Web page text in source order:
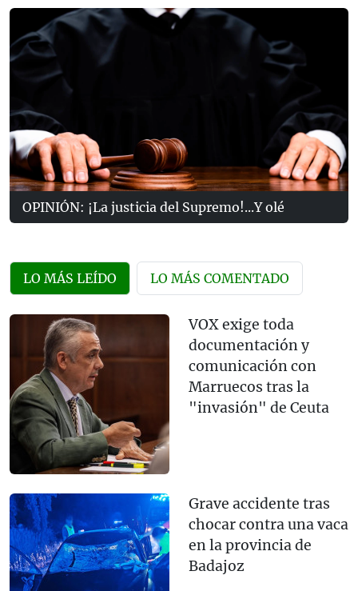
OPINIÓN: ¡La justicia del Supremo!...Y olé
LO MÁS LEÍDO LO MÁS COMENTADO
VOX exige toda
documentación y
comunicación con
Marruecos tras la
"invasión" de Ceuta
Grave accidente tras
chocar contra una vaca
en la provincia de
Badajoz